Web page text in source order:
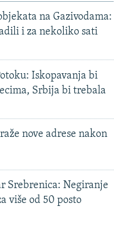
na Gazivodama:
i za nekoliko sati
Iskopavanja bi
Srbija bi trebala
nove adrese nakon
Srebrenica: Negiranje
više od 50 posto